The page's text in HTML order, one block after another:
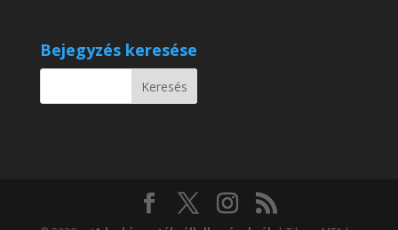
Bejegyzés keresése